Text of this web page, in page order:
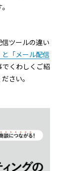
ツールの違い
と「メール配信
でくわしくご紹
さい。